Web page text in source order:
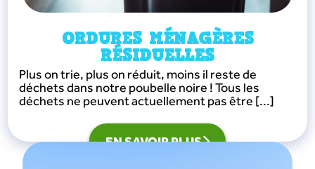
ORDURES MÉNAGÈRES
RÉSIDUELLES
Plus on trie, plus on réduit, moins il reste de
déchets dans notre poubelle noire ! Tous les
déchets ne peuvent actuellement pas être [...]
EN SAVOIR PLUS